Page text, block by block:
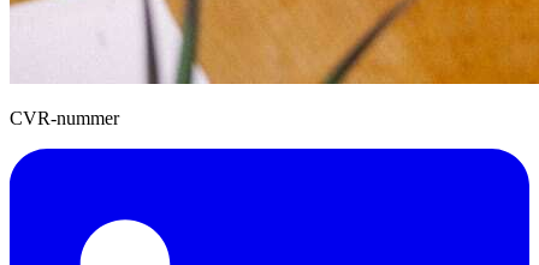
CVR-nummer